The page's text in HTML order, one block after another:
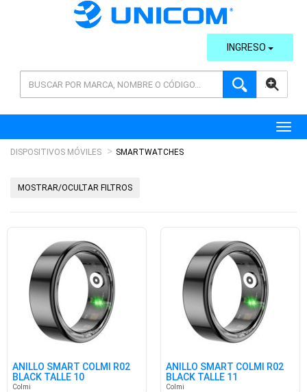
AVANZADA
INGRESO
DISPOSITIVOS MÓVILES SMARTWATCHES
MOSTRAR/OCULTAR FILTROS
ANILLO SMART COLMI R02
BLACK TALLE 10
Colmi
ANILLO SMART COLMI R02
BLACK TALLE 11
Colmi